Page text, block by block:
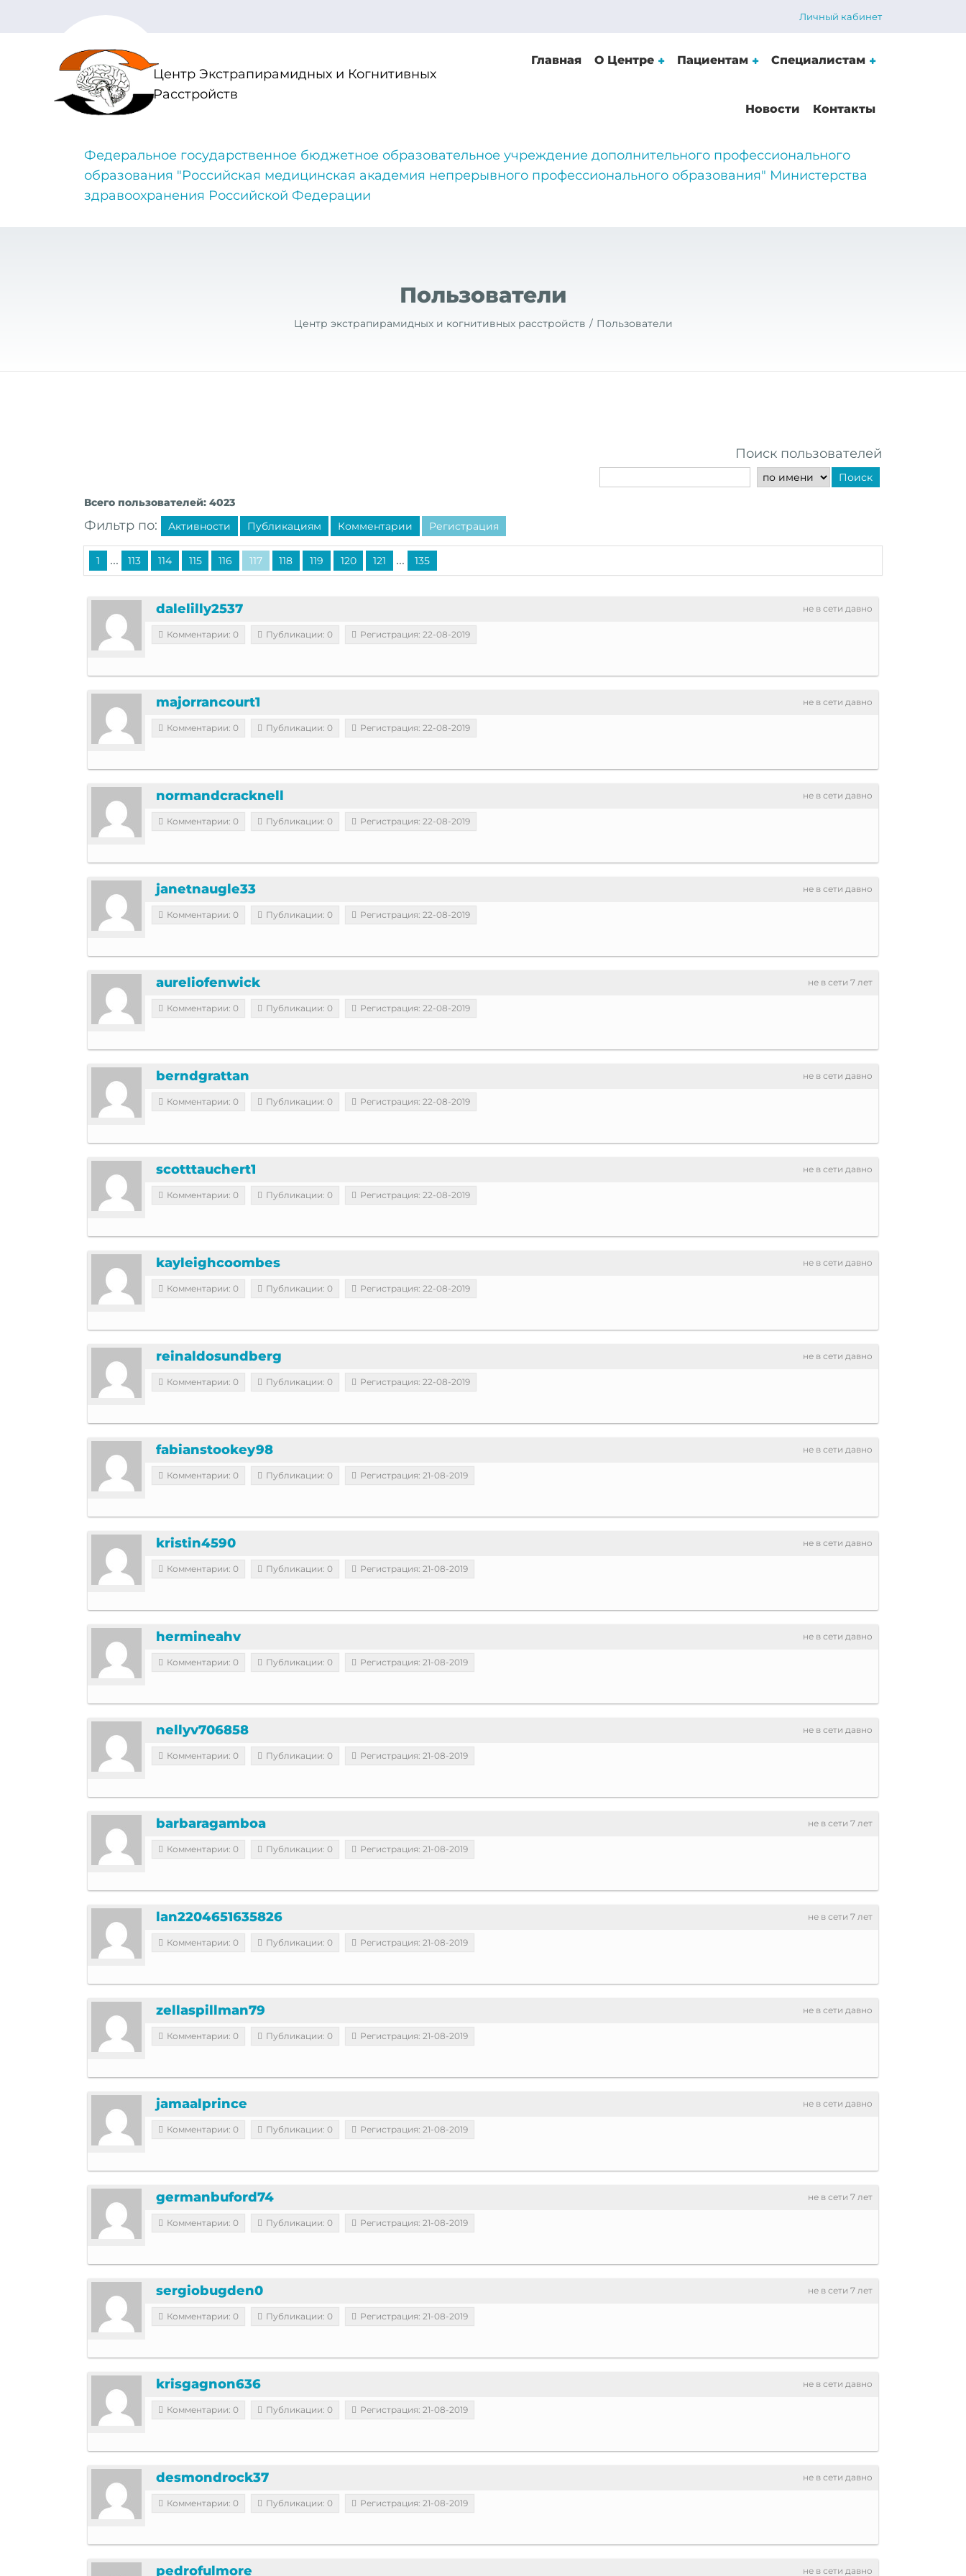
Личный кабинет
Центр Экстрапирамидных и Когнитивных
Расстройств
Главная О Центре Пациентам Специалистам
Новости Контакты
Федеральное государственное бюджетное образовательное учреждение дополнительного профессионального
образования "Российская медицинская академия непрерывного профессионального образования" Министерства
здравоохранения Российской Федерации
Пользователи
Центр экстрапирамидных и когнитивных расстройств Пользователи
Поиск пользователей
Поиск
Всего пользователей: 4023
Фильтр по: Активности Публикациям Комментарии Регистрация
1 ... 113 114 115 116 117 118 119 120 121 ... 135
не в сети давно
dalelilly2537
Комментарии: 0 Публикации: 0 Регистрация: 22-08-2019
не в сети давно
majorrancourt1
Комментарии: 0 Публикации: 0 Регистрация: 22-08-2019
не в сети давно
normandcracknell
Комментарии: 0 Публикации: 0 Регистрация: 22-08-2019
не в сети давно
janetnaugle33
Комментарии: 0 Публикации: 0 Регистрация: 22-08-2019
не в сети 7 лет
aureliofenwick
Комментарии: 0 Публикации: 0 Регистрация: 22-08-2019
не в сети давно
berndgrattan
Комментарии: 0 Публикации: 0 Регистрация: 22-08-2019
не в сети давно
scotttauchert1
Комментарии: 0 Публикации: 0 Регистрация: 22-08-2019
не в сети давно
kayleighcoombes
Комментарии: 0 Публикации: 0 Регистрация: 22-08-2019
не в сети давно
reinaldosundberg
Комментарии: 0 Публикации: 0 Регистрация: 22-08-2019
не в сети давно
fabianstookey98
Комментарии: 0 Публикации: 0 Регистрация: 21-08-2019
не в сети давно
kristin4590
Комментарии: 0 Публикации: 0 Регистрация: 21-08-2019
не в сети давно
hermineahv
Комментарии: 0 Публикации: 0 Регистрация: 21-08-2019
не в сети давно
nellyv706858
Комментарии: 0 Публикации: 0 Регистрация: 21-08-2019
не в сети 7 лет
barbaragamboa
Комментарии: 0 Публикации: 0 Регистрация: 21-08-2019
не в сети 7 лет
lan2204651635826
Комментарии: 0 Публикации: 0 Регистрация: 21-08-2019
не в сети давно
zellaspillman79
Комментарии: 0 Публикации: 0 Регистрация: 21-08-2019
не в сети давно
jamaalprince
Комментарии: 0 Публикации: 0 Регистрация: 21-08-2019
не в сети 7 лет
germanbuford74
Комментарии: 0 Публикации: 0 Регистрация: 21-08-2019
не в сети 7 лет
sergiobugden0
Комментарии: 0 Публикации: 0 Регистрация: 21-08-2019
не в сети давно
krisgagnon636
Комментарии: 0 Публикации: 0 Регистрация: 21-08-2019
не в сети давно
desmondrock37
Комментарии: 0 Публикации: 0 Регистрация: 21-08-2019
не в сети давно
pedrofulmore